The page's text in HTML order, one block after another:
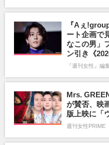
『Aぇ
ート企画で
なこの男」
ン引き《
『週刊女性』編
Mrs.
が賛否、映
版上映に「
週刊女性PRIME